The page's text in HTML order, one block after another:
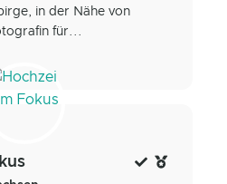
in der Nähe von
für...